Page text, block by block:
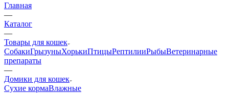
Главная
—
Каталог
—
Товары для кошек
СобакиГрызуныХорькиПтицыРептилииРыбыВетеринарные
препараты
—
Домики для кошек
Сухие кормаВлажные